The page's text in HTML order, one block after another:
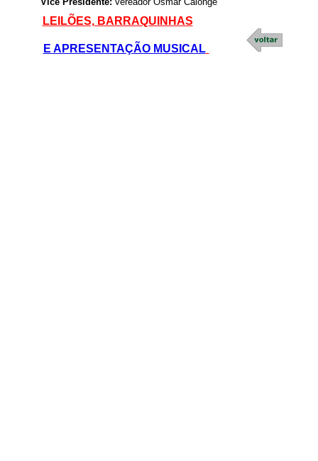
LEILÕES, BARRAQUINHAS
E APRESENTAÇÃO MUSICAL